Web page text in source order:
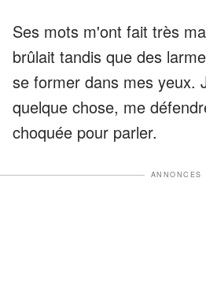
Ses mots m'ont fait très
brûlait tandis que des
se former dans mes yeux.
quelque chose, me
choquée pour parler.
ANNONCES